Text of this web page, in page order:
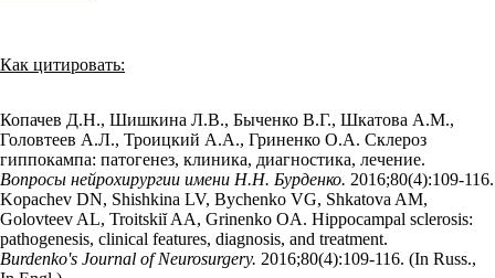
Как цитировать:
Копачев Д.Н., Шишкина Л.В., Быченко В.Г., Шкатова А.М.,
Головтеев А.Л., Троицкий А.А., Гриненко О.А. Склероз
гиппокампа: патогенез, клиника, диагностика, лечение.
Вопросы нейрохирургии имени Н.Н. Бурденко. 2016;80(4):109‑116.
Kopachev DN, Shishkina LV, Bychenko VG, Shkatova AM,
Golovteev AL, Troitskiĭ AA, Grinenko OA. Hippocampal sclerosis:
pathogenesis, clinical features, diagnosis, and treatment.
Burdenko's Journal of Neurosurgery. 2016;80(4):109‑116. (In Russ.,